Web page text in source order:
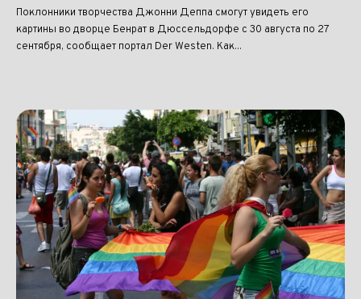
Поклонники творчества Джонни Деппа смогут увидеть его
картины во дворце Бенрат в Дюссельдорфе с 30 августа по 27
сентября, сообщает портал Der Westen. Как...